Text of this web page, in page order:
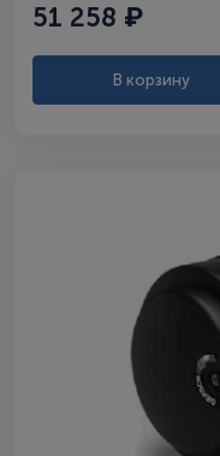
51 258 ₽
В корзину